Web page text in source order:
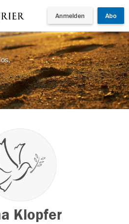
Anmelden Abo
Klopfer